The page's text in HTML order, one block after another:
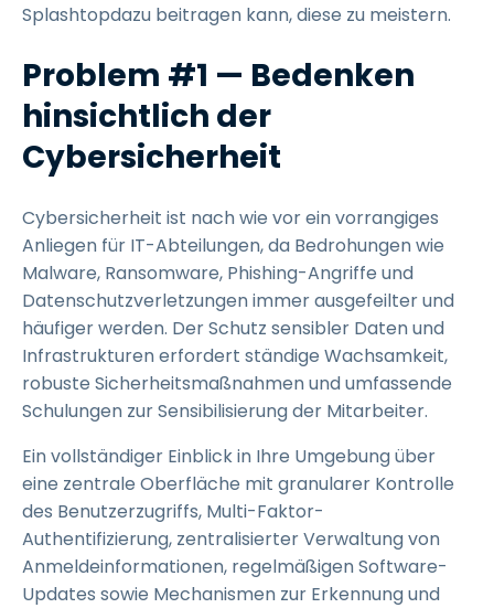
Splashtopdazu beitragen kann, diese zu meistern.
Problem #1 — Bedenken
hinsichtlich der
Cybersicherheit
Cybersicherheit ist nach wie vor ein vorrangiges
Anliegen für IT-Abteilungen, da Bedrohungen wie
Malware, Ransomware, Phishing-Angriffe und
Datenschutzverletzungen immer ausgefeilter und
häufiger werden. Der Schutz sensibler Daten und
Infrastrukturen erfordert ständige Wachsamkeit,
robuste Sicherheitsmaßnahmen und umfassende
Schulungen zur Sensibilisierung der Mitarbeiter.
Ein vollständiger Einblick in Ihre Umgebung über
eine zentrale Oberfläche mit granularer Kontrolle
des Benutzerzugriffs, Multi-Faktor-
Authentifizierung, zentralisierter Verwaltung von
Anmeldeinformationen, regelmäßigen Software-
Updates sowie Mechanismen zur Erkennung und